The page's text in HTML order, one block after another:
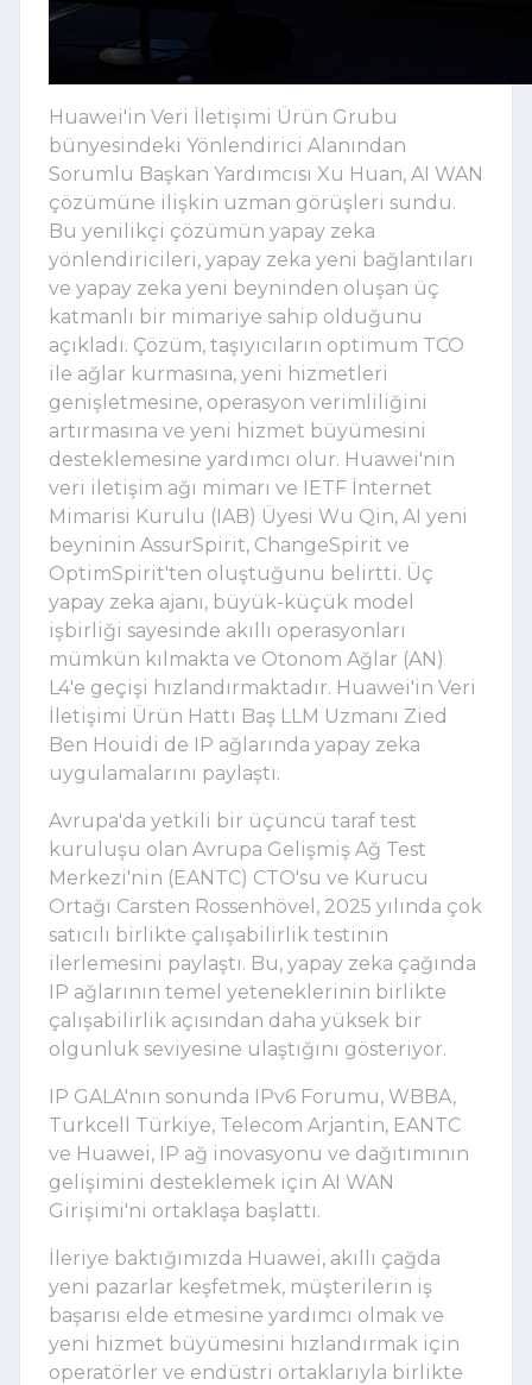
Huawei'in Veri İletişimi Ürün Grubu
bünyesindeki Yönlendirici Alanından
Sorumlu Başkan Yardımcısı Xu Huan, AI WAN
çözümüne ilişkin uzman görüşleri sundu.
Bu yenilikçi çözümün yapay zeka
yönlendiricileri, yapay zeka yeni bağlantıları
ve yapay zeka yeni beyninden oluşan üç
katmanlı bir mimariye sahip olduğunu
açıkladı. Çözüm, taşıyıcıların optimum TCO
ile ağlar kurmasına, yeni hizmetleri
genişletmesine, operasyon verimliliğini
artırmasına ve yeni hizmet büyümesini
desteklemesine yardımcı olur. Huawei'nin
veri iletişim ağı mimarı ve IETF İnternet
Mimarisi Kurulu (IAB) Üyesi Wu Qin, AI yeni
beyninin AssurSpirit, ChangeSpirit ve
OptimSpirit'ten oluştuğunu belirtti. Üç
yapay zeka ajanı, büyük-küçük model
işbirliği sayesinde akıllı operasyonları
mümkün kılmakta ve Otonom Ağlar (AN)
L4'e geçişi hızlandırmaktadır. Huawei'in Veri
İletişimi Ürün Hattı Baş LLM Uzmanı Zied
Ben Houidi de IP ağlarında yapay zeka
uygulamalarını paylaştı.
Avrupa'da yetkili bir üçüncü taraf test
kuruluşu olan Avrupa Gelişmiş Ağ Test
Merkezi'nin (EANTC) CTO'su ve Kurucu
Ortağı Carsten Rossenhövel, 2025 yılında çok
satıcılı birlikte çalışabilirlik testinin
ilerlemesini paylaştı. Bu, yapay zeka çağında
IP ağlarının temel yeteneklerinin birlikte
çalışabilirlik açısından daha yüksek bir
olgunluk seviyesine ulaştığını gösteriyor.
IP GALA'nın sonunda IPv6 Forumu, WBBA,
Turkcell Türkiye, Telecom Arjantin, EANTC
ve Huawei, IP ağ inovasyonu ve dağıtımının
gelişimini desteklemek için AI WAN
Girişimi'ni ortaklaşa başlattı.
İleriye baktığımızda Huawei, akıllı çağda
yeni pazarlar keşfetmek, müşterilerin iş
başarısı elde etmesine yardımcı olmak ve
yeni hizmet büyümesini hızlandırmak için
operatörler ve endüstri ortaklarıyla birlikte